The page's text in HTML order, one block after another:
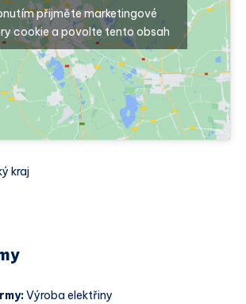
přijměte marketingové
cookie a povolte tento obsah
kraj
Výroba elektřiny